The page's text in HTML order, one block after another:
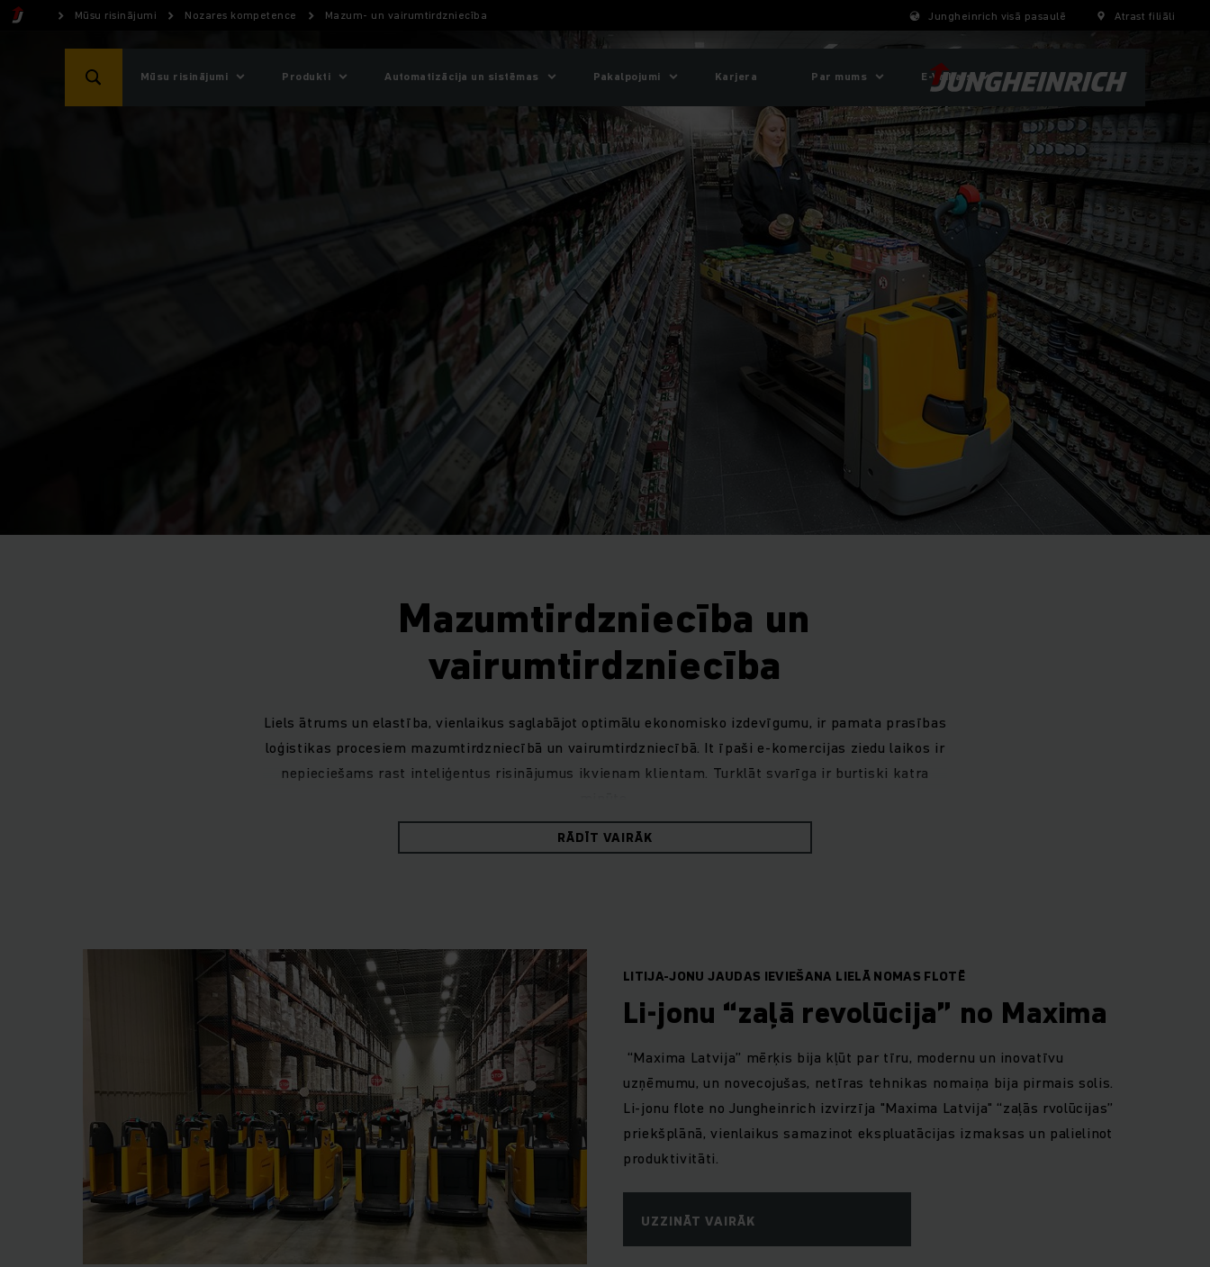
Mūsu risinājumi Nozares kompetence Mazum- un vairumtirdzniecība Jungheinrich visā pasaulē Atrast filiāli
Mūsu risinājumi Produkti Automatizācija un sistēmas Pakalpojumi Karjera Par mums E-Veikals
Mazumtirdzniecība un
vairumtirdzniecība
Liels ātrums un elastība, vienlaikus saglabājot optimālu ekonomisko izdevīgumu, ir pamata prasības
loģistikas procesiem mazumtirdzniecībā un vairumtirdzniecībā. It īpaši e-komercijas ziedu laikos ir
nepieciešams rast inteliģentus risinājumus ikvienam klientam. Turklāt svarīga ir burtiski katra
RĀDĪT VAIRĀK
LITIJA-JONU JAUDAS IEVIEŠANA LIELĀ NOMAS FLOTĒ
Li-jonu “zaļā revolūcija” no Maxima
“Maxima Latvija” mērķis bija kļūt par tīru, modernu un inovatīvu
uzņēmumu, un novecojušas, netīras tehnikas nomaiņa bija pirmais solis.
Li-jonu flote no Jungheinrich izvirzīja "Maxima Latvija" “zaļās rvolūcijas”
priekšplānā, vienlaikus samazinot ekspluatācijas izmaksas un palielinot
produktivitāti.
UZZINĀT VAIRĀK